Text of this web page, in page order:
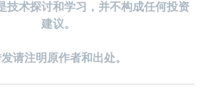
技术探讨和学习，并不构成任何投资
建议。
请注明原作者和出处。